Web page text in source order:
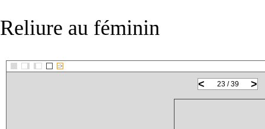
Reliure au féminin
::>
< >
23 / 39